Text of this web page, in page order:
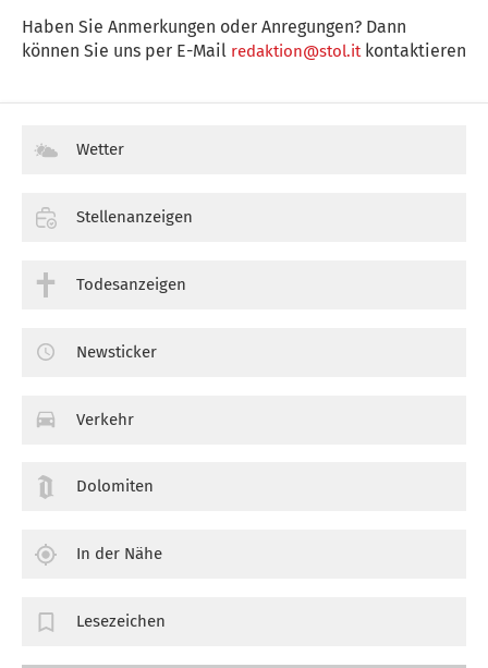
Haben Sie Anmerkungen oder Anregungen? Dann
können Sie uns per E-Mail redaktion@stol.itkontaktieren
Wetter
Stellenanzeigen
Todesanzeigen
Newsticker
Verkehr
Dolomiten
In der Nähe
Lesezeichen